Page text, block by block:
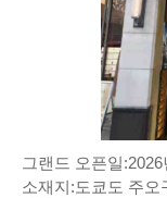
그랜드 오픈일
소재지:도쿄도 주오